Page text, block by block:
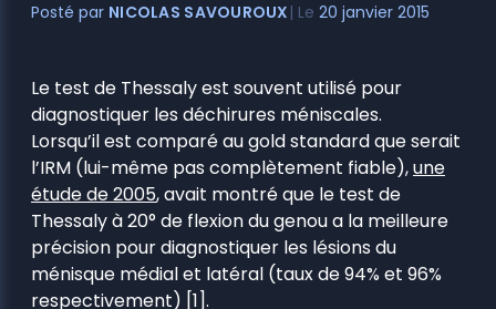
NICOLAS SAVOUROUX 20 janvier 2015
Le test de Thessaly est souvent utilisé pour
diagnostiquer les déchirures méniscales.
Lorsqu’il est comparé au gold standard que serait
l’IRM (lui-même pas complètement fiable),une
étude de 2005, avait montré que le test de
Thessaly à 20° de flexion du genou a la meilleure
précision pour diagnostiquer les lésions du
ménisque médial et latéral (taux de 94% et 96%
respectivement) [1].